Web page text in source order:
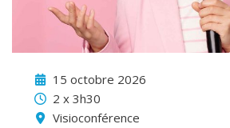
15 octobre 2026
2 x 3h30
Visioconférence